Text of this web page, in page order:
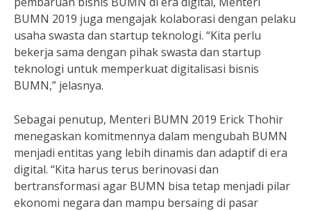
BUMN 2019 juga mengajak kolaborasi dengan pelaku
usaha swasta dan startup teknologi. “Kita perlu
bekerja sama dengan pihak swasta dan startup
teknologi untuk memperkuat digitalisasi bisnis
BUMN,” jelasnya.
Sebagai penutup, Menteri BUMN 2019 Erick Thohir
menegaskan komitmennya dalam mengubah BUMN
menjadi entitas yang lebih dinamis dan adaptif di era
digital. “Kita harus terus berinovasi dan
bertransformasi agar BUMN bisa tetap menjadi pilar
ekonomi negara dan mampu bersaing di pasar